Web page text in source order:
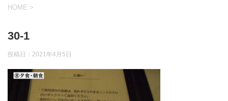
HOME >
30-1
投稿日： 2021年4月5日